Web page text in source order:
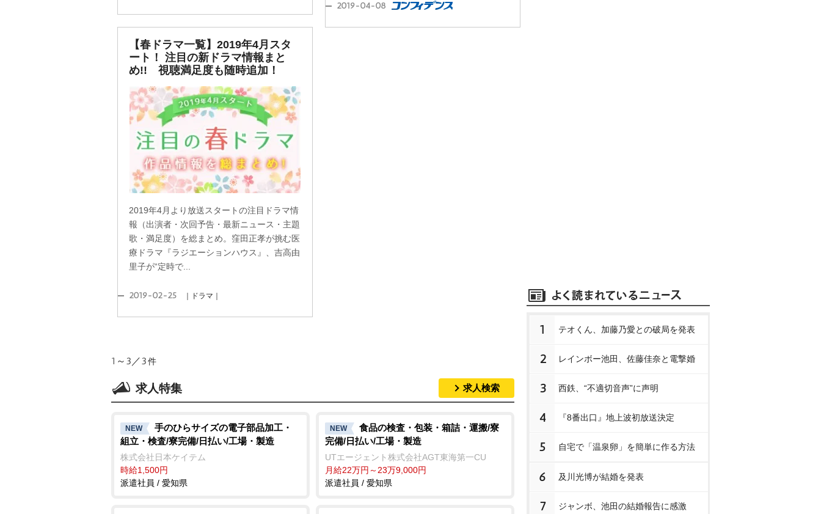
2019-04-08
【春ドラマ一覧】2019年4月スタ
ート！ 注目の新ドラマ情報まと
め!! 視聴満足度も随時追加！
2019年4月より放送スタートの注目ドラマ情
報（出演者・次回予告・最新ニュース・主題
歌・満足度）を総まとめ。窪田正孝が挑む医
療ドラマ『ラジエーションハウス』、吉高由
里子が“定時で...
2019-02-25 ｜ドラマ｜
1～3／3件
求人特集 求人検索
NEW
手のひらサイズの電子部品加工・
組立・検査/寮完備/日払い/工場・製造
株式会社日本ケイテム
時給1,500円
派遣社員 / 愛知県
NEW
食品の検査・包装・箱詰・運搬/寮
完備/日払い/工場・製造
UTエージェント株式会社AGT東海第一CU
月給22万円～23万9,000円
派遣社員 / 愛知県
1 テオくん、加藤乃愛との破局を発表
2 レインボー池田、佐藤佳奈と電撃婚
3 西鉄、“不適切音声”に声明
4 『8番出口』地上波初放送決定
5 自宅で「温泉卵」を簡単に作る方法
6 及川光博が結婚を発表
7 ジャンボ、池田の結婚報告に感激